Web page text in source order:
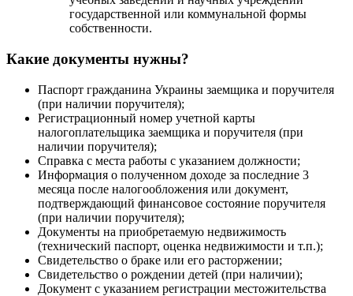
государственной или коммунальной формы
собственности.
Какие документы нужны?
Паспорт гражданина Украины заемщика и поручителя
(при наличии поручителя);
Регистрационный номер учетной карты
налогоплательщика заемщика и поручителя (при
наличии поручителя);
Справка с места работы с указанием должности;
Информация о полученном доходе за последние 3
месяца после налогообложения или документ,
подтверждающий финансовое состояние поручителя
(при наличии поручителя);
Документы на приобретаемую недвижимость
(технический паспорт, оценка недвижимости и т.п.);
Свидетельство о браке или его расторжении;
Свидетельство о рождении детей (при наличии);
Документ с указанием регистрации местожительства